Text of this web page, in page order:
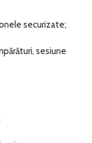
securizate;
sesiune